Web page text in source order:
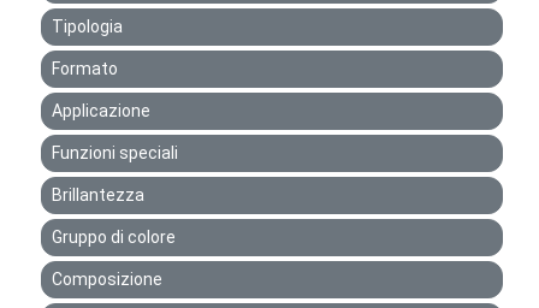
Tipologia
Formato
Applicazione
Funzioni speciali
Brillantezza
Gruppo di colore
Composizione